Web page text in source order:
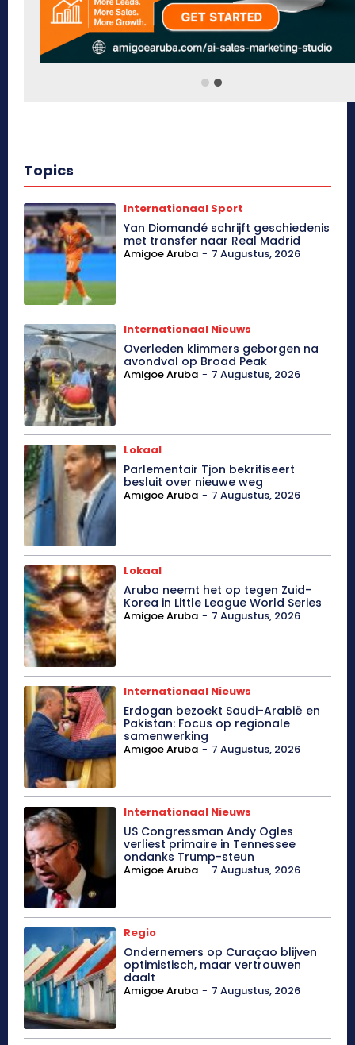
Topics
Internationaal Sport
Yan Diomandé schrijft geschiedenis
met transfer naar Real Madrid
Amigoe Aruba - 7 Augustus, 2026
Internationaal Nieuws
Overleden klimmers geborgen na
avondval op Broad Peak
Amigoe Aruba - 7 Augustus, 2026
Lokaal
Parlementair Tjon bekritiseert
besluit over nieuwe weg
Amigoe Aruba - 7 Augustus, 2026
Lokaal
Aruba neemt het op tegen Zuid-
Korea in Little League World Series
Amigoe Aruba - 7 Augustus, 2026
Internationaal Nieuws
Erdogan bezoekt Saudi-Arabië en
Pakistan: Focus op regionale
samenwerking
Amigoe Aruba - 7 Augustus, 2026
Internationaal Nieuws
US Congressman Andy Ogles
verliest primaire in Tennessee
ondanks Trump-steun
Amigoe Aruba - 7 Augustus, 2026
Regio
Ondernemers op Curaçao blijven
optimistisch, maar vertrouwen
daalt
Amigoe Aruba - 7 Augustus, 2026